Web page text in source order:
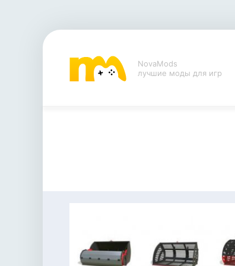
NovaMods
лучшие моды для игр